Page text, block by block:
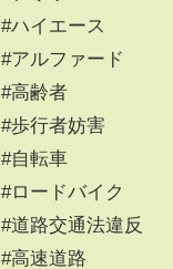
#ハイエース
#アルファード
#高齢者
#歩行者妨害
#自転車
#ロードバイク
#道路交通法違反
#高速道路